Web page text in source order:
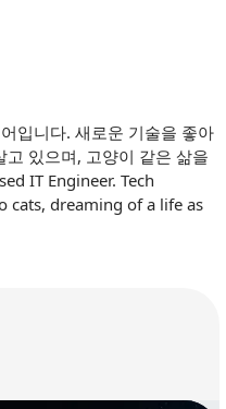
입니다. 새로운 기술을 좋아
있으며, 고양이 같은 삶을
IT Engineer. Tech
cats, dreaming of a life as